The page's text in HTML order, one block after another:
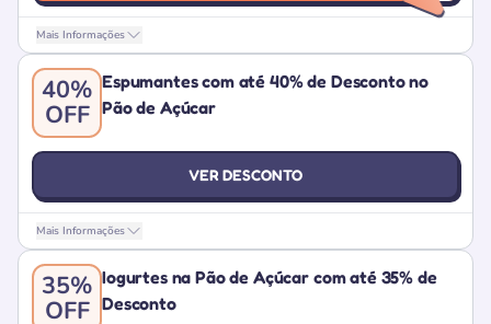
Mais Informações
40%
OFF
Espumantes com até 40% de Desconto no
Pão de Açúcar
VER DESCONTO
Mais Informações
35%
OFF
Iogurtes na Pão de Açúcar com até 35% de
Desconto